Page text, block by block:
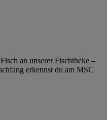
an unserer Fischtheke –
erkennst du am MSC